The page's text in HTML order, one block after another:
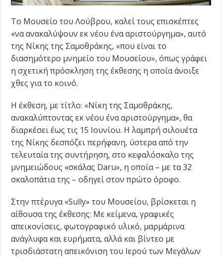
Το Μουσείο του Λούβρου, καλεί τους επισκέπτες
«να ανακαλύψουν εκ νέου ένα αριστούργημα», αυτό
της Νίκης της Σαμοθράκης, «που είναι το
διασημότερο μνημείο του Μουσείου», όπως γράφει
η σχετική πρόσκληση της έκθεσης η οποία άνοιξε
χθες για το κοινό.
Η έκθεση, με τίτλο: «Νίκη της Σαμοθράκης,
ανακαλύπτοντας εκ νέου ένα αριστούργημα», θα
διαρκέσει έως τις 15 Ιουνίου. Η λαμπρή σιλουέτα
της Νίκης δεσπόζει περήφανη, ύστερα από την
τελευταία της συντήρηση, στο κεφαλόσκαλο της
μνημειώδους «σκάλας Daru», η οποία – με τα 32
σκαλοπάτια της – οδηγεί στον πρώτο όροφο.
Στην πτέρυγα «Sully» του Μουσείου, βρίσκεται η
αίθουσα της έκθεσης: Με κείμενα, γραφικές
απεικονίσεις, φωτογραφικό υλικό, μαρμάρινα
ανάγλυφα και ευρήματα, αλλά και βίντεο με
τρισδιάστατη απεικόνιση του Ιερού των Μεγάλων